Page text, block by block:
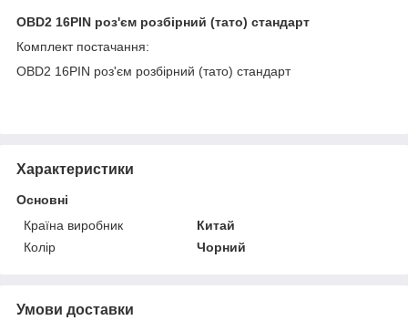
OBD2 16PIN роз'єм розбірний (тато) стандарт
Комплект постачання:
OBD2 16PIN роз'єм розбірний (тато) стандарт
Характеристики
Основні
Країна виробник
Китай
Колір
Чорний
Умови доставки